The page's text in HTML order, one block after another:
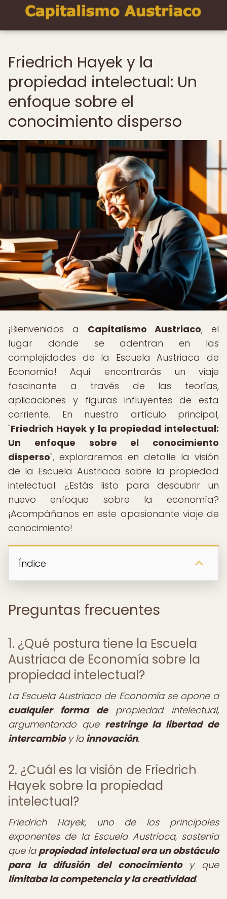
Friedrich Hayek y la
propiedad intelectual: Un
enfoque sobre el
conocimiento disperso
¡Bienvenidos a Capitalismo Austriaco, el
lugar donde se adentran en las
complejidades de la Escuela Austriaca de
Economía! Aquí encontrarás un viaje
fascinante a través de las teorías,
aplicaciones y figuras influyentes de esta
corriente. En nuestro artículo principal,
"Friedrich Hayek y la propiedad intelectual:
Un enfoque sobre el conocimiento
disperso", exploraremos en detalle la visión
de la Escuela Austriaca sobre la propiedad
intelectual. ¿Estás listo para descubrir un
nuevo enfoque sobre la economía?
¡Acompáñanos en este apasionante viaje de
conocimiento!
Índice
Preguntas frecuentes
1. ¿Qué postura tiene la Escuela
Austriaca de Economía sobre la
propiedad intelectual?
La Escuela Austriaca de Economía se opone a
cualquier forma depropiedad intelectual,
argumentando que restringe la libertad de
intercambioy la innovación.
2. ¿Cuál es la visión de Friedrich
Hayek sobre la propiedad
intelectual?
Friedrich Hayek, uno de los principales
exponentes de la Escuela Austriaca, sostenía
que la propiedad intelectual era un obstáculo
para la difusión del conocimientoy que
limitaba la competencia y la creatividad.